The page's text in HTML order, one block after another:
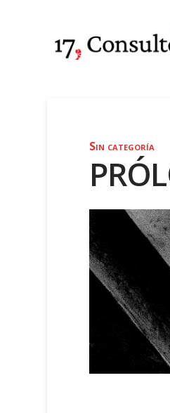
Sin categoría